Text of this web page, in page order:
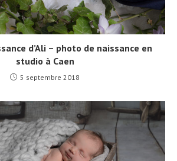
d’Ali – photo de naissance en
studio à Caen
5 septembre 2018